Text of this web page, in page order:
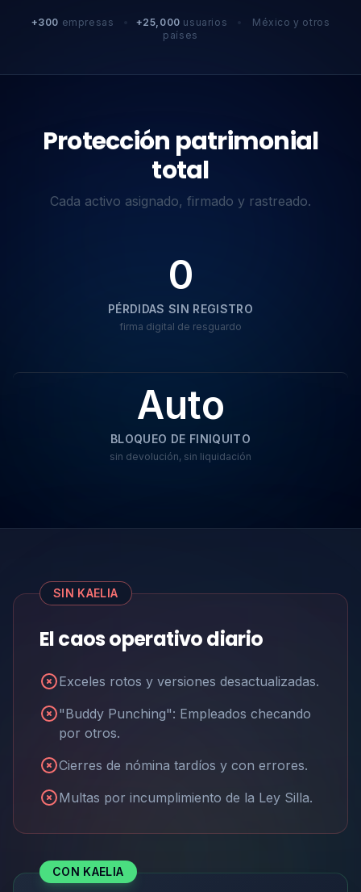
+300 empresas +25,000 usuarios
México y otros
países
Protección patrimonial
total
Cada activo asignado, firmado y rastreado.
0
PÉRDIDAS SIN REGISTRO
firma digital de resguardo
Auto
BLOQUEO DE FINIQUITO
sin devolución, sin liquidación
SIN KAELIA
El caos operativo diario
Exceles rotos y versiones desactualizadas.
"Buddy Punching": Empleados checando
por otros.
Cierres de nómina tardíos y con errores.
Multas por incumplimiento de la Ley Silla.
CON KAELIA